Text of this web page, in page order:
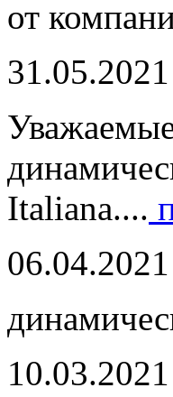
от
31.05.2021
Italiana....
06.04.2021
10.03.2021